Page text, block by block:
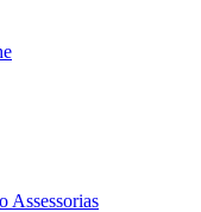
Assessorias